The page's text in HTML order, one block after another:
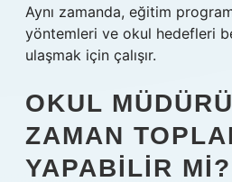
Aynı zamanda, eğitim
yöntemleri ve okul hedefleri
ulaşmak için çalışır.
OKUL
ZAMAN
YAPABILIR MI?